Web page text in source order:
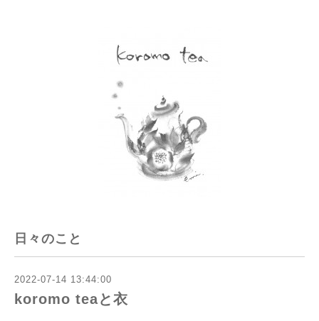
日々のこと
2022-07-14 13:44:00
koromo teaと衣